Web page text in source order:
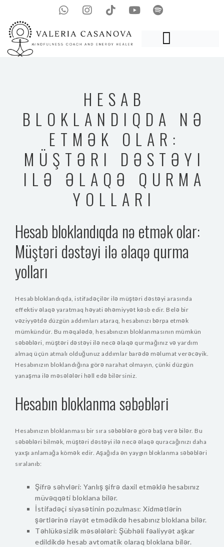
HESAB
BLOKLANDIQDA NƏ
ETMƏK OLAR:
MÜŞTƏRI DƏSTƏYI
ILƏ ƏLAQƏ QURMA
YOLLARI
Hesab bloklandıqda nə etmək olar:
Müştəri dəstəyi ilə əlaqə qurma
yolları
Hesab bloklandıqda, istifadəçilər ilə müştəri dəstəyi arasında
effektiv əlaqə yaratmaq həyati əhəmiyyət kəsb edir. Belə bir
vəziyyətdə düzgün addımları ataraq, hesabınızı bərpa etmək
mümkündür. Bu məqalədə, hesabınızın bloklanmasının mümkün
səbəbləri, müştəri dəstəyi ilə necə əlaqə qurmağınız və yardım
almaq üçün atmalı olduğunuz addımlar barədə məlumat verəcəyik.
Hesabınızın bloklandığına görə narahat olmayın, çünki düzgün
yanaşma ilə məsələləri həll edə bilərsiniz.
Hesabın bloklanma səbəbləri
Hesabınızın bloklanması bir sıra səbəblərə görə baş verə bilər. Bu
səbəbləri bilmək, müştəri dəstəyi ilə necə əlaqə quracağınızı daha
yaxşı anlamağa kömək edir. Aşağıda ən yaygın bloklanma səbəbləri
sıralanıb:
Şifrə səhvləri: Yanlış şifrə daxil etməklə hesabınız
müvəqqəti bloklana bilər.
İstifadəçi siyasətinin pozulması: Xidmətlərin
şərtlərinə riayət etmədikdə hesabınız bloklana bilər.
Təhlükəsizlik məsələləri: Şübhəli fəaliyyət aşkar
edildikdə hesab avtomatik olaraq bloklana bilər.